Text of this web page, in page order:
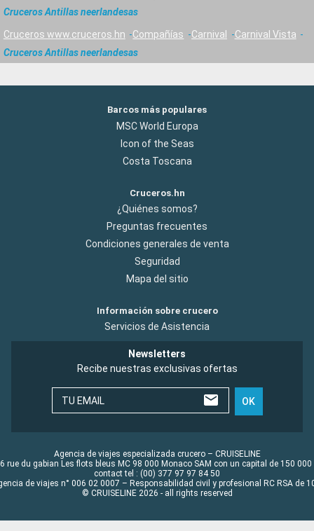
Cruceros Antillas neerlandesas
Cruceros www.cruceros.hn Compañías Carnival
Carnival Vista
Cruceros Antillas neerlandesas
Barcos más populares
MSC World Europa
Icon of the Seas
Costa Toscana
Cruceros.hn
¿Quiénes somos?
Preguntas frecuentes
Condiciones generales de venta
Seguridad
Mapa del sitio
Información sobre crucero
Servicios de Asistencia
Newsletters
Recibe nuestras exclusivas ofertas
TU EMAIL OK
Agencia de viajes especializada crucero – CRUISELINE
rue du gabian Les flots bleus MC 98 000 Monaco SAM con un capital de 150 000
contact tel : (00) 377 97 97 84 50
de viajes n° 006 02 0007 – Responsabilidad civil y profesional RC RSA de
© CRUISELINE 2026 - all rights reserved